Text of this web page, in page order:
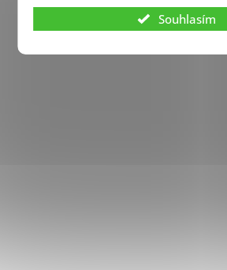
Souhlasím